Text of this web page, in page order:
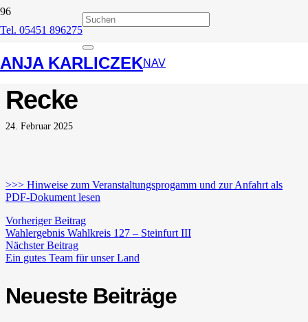
Tel. 05451 896275
ANJA KARLICZEKNAV
22. Politischer
Aschermittwoch in
Recke
24. Februar 2025
>>> Hinweise zum Veranstaltungsprogamm und zur Anfahrt als
PDF-Dokument lesen
Vorheriger Beitrag
Wahlergebnis Wahlkreis 127 – Steinfurt III
Nächster Beitrag
Ein gutes Team für unser Land
Neueste Beiträge